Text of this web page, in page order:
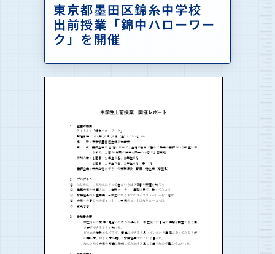
東京都墨田区錦糸中学校
出前授業「錦中ハローワー
ク」を開催